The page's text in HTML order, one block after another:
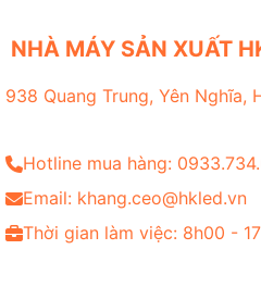
NHÀ MÁY SẢN XUẤT
938 Quang Trung, Yên Nghĩa,
Hotline mua hàng:
Email: khang.ceo@hkled.vn
Thời gian làm việc: 8h00 -